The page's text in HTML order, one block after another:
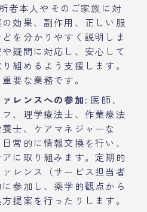
者本人やそのご家族に対
効果、副作用、正しい服
を分かりやすく説明しま
疑問に対応し、安心して
組めるよう支援します。
要な業務です。
レンスへの参加: 医師、
、理学療法士、作業療法
士、ケアマネジャーな
常的に情報交換を行い、
に取り組みます。定期的
レンス（サービス担当者
参加し、薬学的観点から
提案を行ったりします。